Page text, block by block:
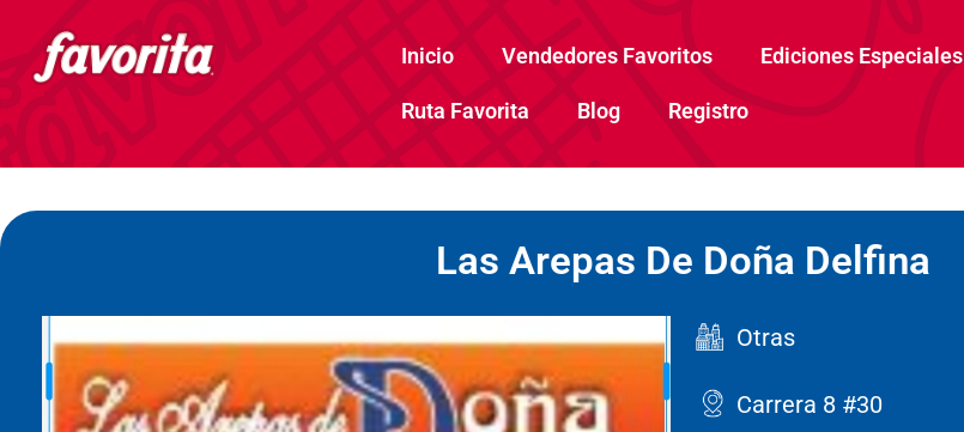
Inicio Vendedores Favoritos Ediciones Especiales
Ruta Favorita Blog Registro
Las Arepas De Doña Delfina
Otras
Carrera 8 #30